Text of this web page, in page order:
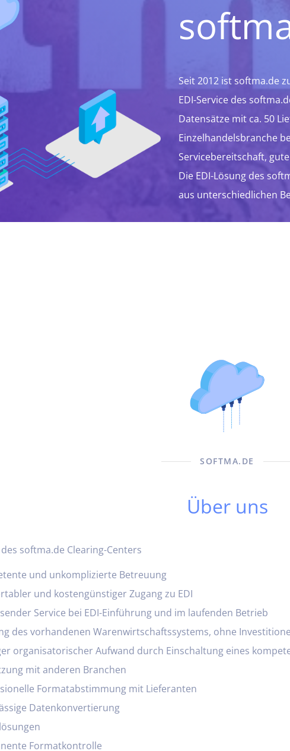
Seit 2012 ist softma.de
EDI-Service des
Datensätze mit ca. 50
Einzelhandelsbranche
Servicebereitschaft,
Die EDI-Lösung des
aus unterschiedlichen
SOFTMA.DE
Über uns
softma.de Clearing-Centers
und unkomplizierte Betreuung
und kostengünstiger Zugang zu EDI
Service bei EDI-Einführung und im laufenden Betrieb
des vorhandenen Warenwirtschaftssystems, ohne
organisatorischer Aufwand durch Einschaltung eines
mit anderen Branchen
Formatabstimmung mit Lieferanten
Datenkonvertierung
Formatkontrolle